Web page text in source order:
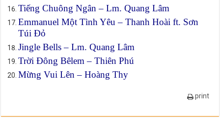
Tiếng Chuông Ngân – Lm. Quang Lâm
Emmanuel Một Tình Yêu – Thanh Hoài ft. Sơn
Túi Đỏ
Jingle Bells – Lm. Quang Lâm
Trời Đông Bêlem – Thiên Phú
Mừng Vui Lên – Hoàng Thy
print